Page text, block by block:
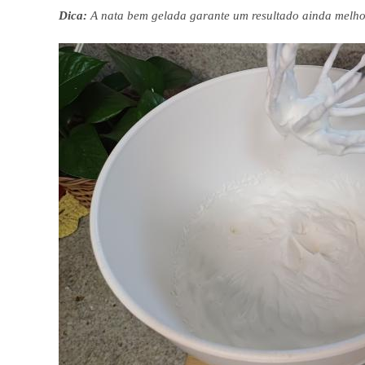
Dica: A nata bem gelada garante um resultado ainda